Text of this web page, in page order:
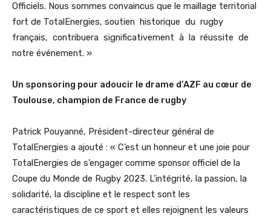
Officiels. Nous sommes convaincus que le maillage territorial
fort de TotalEnergies, soutien historique du rugby
français, contribuera significativement à la réussite de
notre événement. »
Un sponsoring pour adoucir le drame d’AZF au cœur de
Toulouse, champion de France de rugby
Patrick Pouyanné, Président-directeur général de
TotalEnergies a ajouté : « C’est un honneur et une joie pour
TotalEnergies de s’engager comme sponsor officiel de la
Coupe du Monde de Rugby 2023. L’intégrité, la passion, la
solidarité, la discipline et le respect sont les
caractéristiques de ce sport et elles rejoignent les valeurs